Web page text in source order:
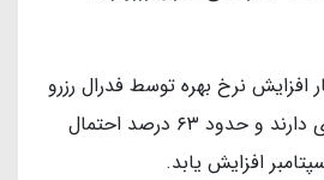
انتظار ۳ بار افزایش نرخ بهره توسط فدرال رزرو
را در سال جاری میلادی دارند و حدود ۶۳ درصد احتمال
افزایش یابد.